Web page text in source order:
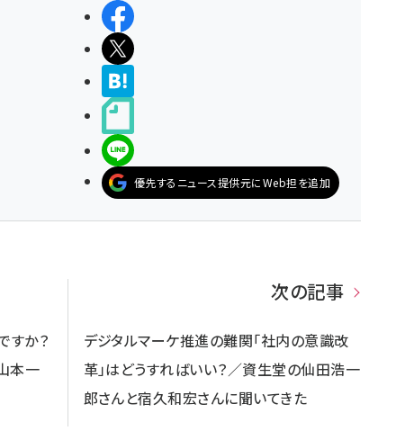
シェアする
ポストする
LINEで送る
優先するニュース提供元にWeb担を追加
すか？
本一
次の記事
デジタルマーケ推進の難関「社内の意識改
革」はどうすればいい？／資生堂の仙田浩一
郎さんと宿久和宏さんに聞いてきた